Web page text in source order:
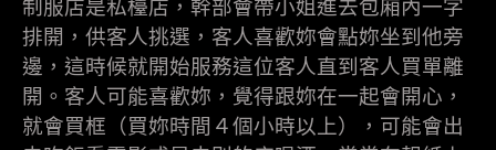
制服店是私檯店，幹部會帶小姐進去包廂內一字
排開，供客人挑選，客人喜歡妳會點妳坐到他旁
邊，這時候就開始服務這位客人直到客人買單離
開。客人可能喜歡妳，覺得跟妳在一起會開心，
就會買框（買妳時間４個小時以上），可能會出